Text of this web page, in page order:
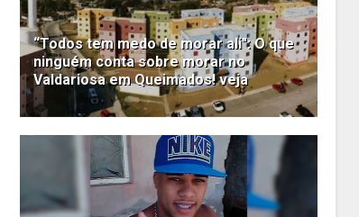
“Todos tem medo de morar ali": O que
ninguém conta sobre morar no
Valdariosa em Queimados! veja